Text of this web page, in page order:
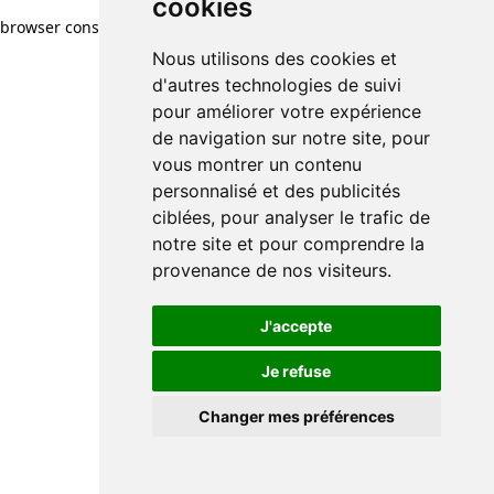
cookies
Nous utilisons des cookies et
d'autres technologies de suivi
pour améliorer votre expérience
de navigation sur notre site, pour
vous montrer un contenu
personnalisé et des publicités
ciblées, pour analyser le trafic de
notre site et pour comprendre la
provenance de nos visiteurs.
J'accepte
Je refuse
Changer mes préférences
browser console for more information)